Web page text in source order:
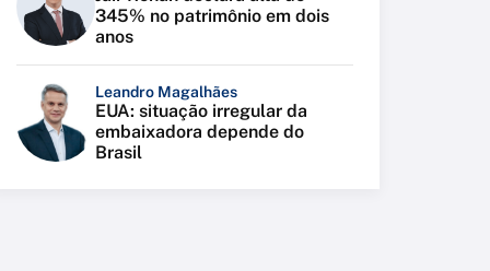
345% no patrimônio em dois
anos
Leandro Magalhães
EUA: situação irregular da
embaixadora depende do
Brasil